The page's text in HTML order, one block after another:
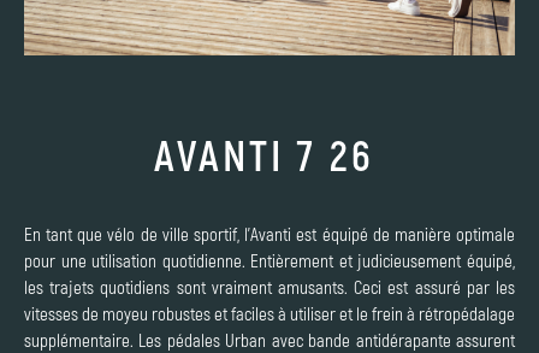
AVANTI 7 26
En tant que vélo de ville sportif, l'Avanti est équipé de manière optimale
pour une utilisation quotidienne. Entièrement et judicieusement équipé,
les trajets quotidiens sont vraiment amusants. Ceci est assuré par les
vitesses de moyeu robustes et faciles à utiliser et le frein à rétropédalage
supplémentaire. Les pédales Urban avec bande antidérapante assurent